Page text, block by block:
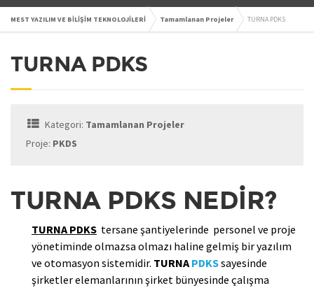
MEST YAZILIM VE BİLİŞİM TEKNOLOJİLERİ Tamamlanan Projeler TURNA PDKS
TURNA PDKS
Kategori: Tamamlanan Projeler
Proje: PKDS
TURNA PDKS NEDİR?
TURNA PDKS tersane şantiyelerinde personel ve proje
yönetiminde olmazsa olmazı haline gelmiş bir yazılım
ve otomasyon sistemidir. TURNAPDKSsayesinde
şirketler elemanlarının şirket bünyesinde çalışma